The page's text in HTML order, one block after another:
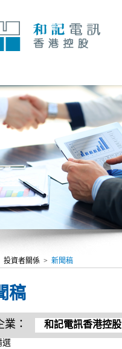
投資者關係 > 新聞稿
稿
業： 和記電訊香港控股
選